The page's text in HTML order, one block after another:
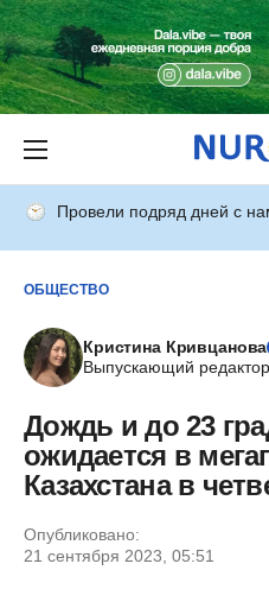
Провели подряд дней с
ОБЩЕСТВО
Кристина Кривцанова
Выпускающий редактор
Дождь и до 23
ожидается в
Казахстана в
Опубликовано:
21 сентября 2023, 05:51